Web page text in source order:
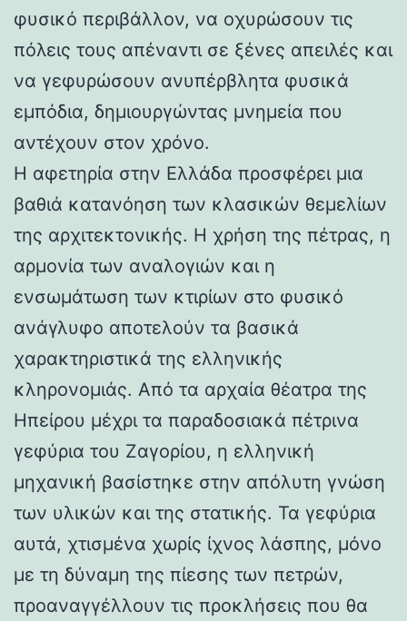
φυσικό περιβάλλον, να οχυρώσουν τις
πόλεις τους απέναντι σε ξένες απειλές και
να γεφυρώσουν ανυπέρβλητα φυσικά
εμπόδια, δημιουργώντας μνημεία που
αντέχουν στον χρόνο.
Η αφετηρία στην Ελλάδα προσφέρει μια
βαθιά κατανόηση των κλασικών θεμελίων
της αρχιτεκτονικής. Η χρήση της πέτρας, η
αρμονία των αναλογιών και η
ενσωμάτωση των κτιρίων στο φυσικό
ανάγλυφο αποτελούν τα βασικά
χαρακτηριστικά της ελληνικής
κληρονομιάς. Από τα αρχαία θέατρα της
Ηπείρου μέχρι τα παραδοσιακά πέτρινα
γεφύρια του Ζαγορίου, η ελληνική
μηχανική βασίστηκε στην απόλυτη γνώση
των υλικών και της στατικής. Τα γεφύρια
αυτά, χτισμένα χωρίς ίχνος λάσπης, μόνο
με τη δύναμη της πίεσης των πετρών,
προαναγγέλλουν τις προκλήσεις που θα